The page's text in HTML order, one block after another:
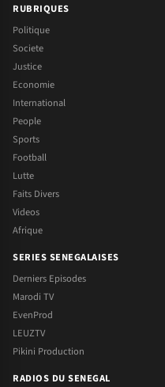
RUBRIQUES
Politique
Societe
Justice
Economie
International
People
Sports
Football
Lutte
Faits Divers
Videos
Afrique
SERIES SENEGALAISES
Derniers Episodes
Marodi TV
EvenProd
LEUZTV
Pikini Production
RADIOS DU SENEGAL